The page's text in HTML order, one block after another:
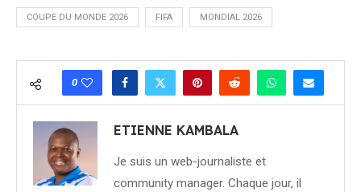
COUPE DU MONDE 2026 FIFA MONDIAL 2026
0
ETIENNE KAMBALA
Je suis un web-journaliste et
community manager. Chaque jour, il